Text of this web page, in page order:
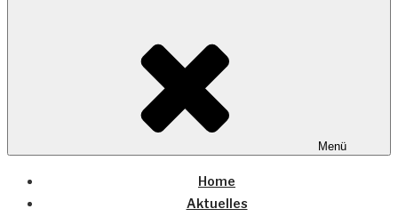
Menü
Home
Aktuelles